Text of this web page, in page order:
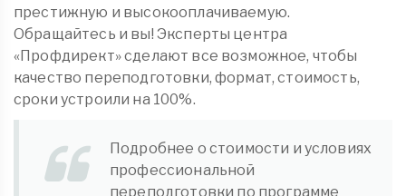
престижную и высокооплачиваемую.
Обращайтесь и вы! Эксперты центра
«Профдирект» сделают все возможное, чтобы
качество переподготовки, формат, стоимость,
сроки устроили на 100%.
Подробнее о стоимости и условиях
профессиональной
переподготовки по программе